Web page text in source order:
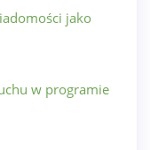
jako
w programie